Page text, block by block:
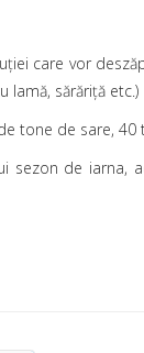
care vor
lamă, sărăriţă etc.)
tone de sare,
sezon de